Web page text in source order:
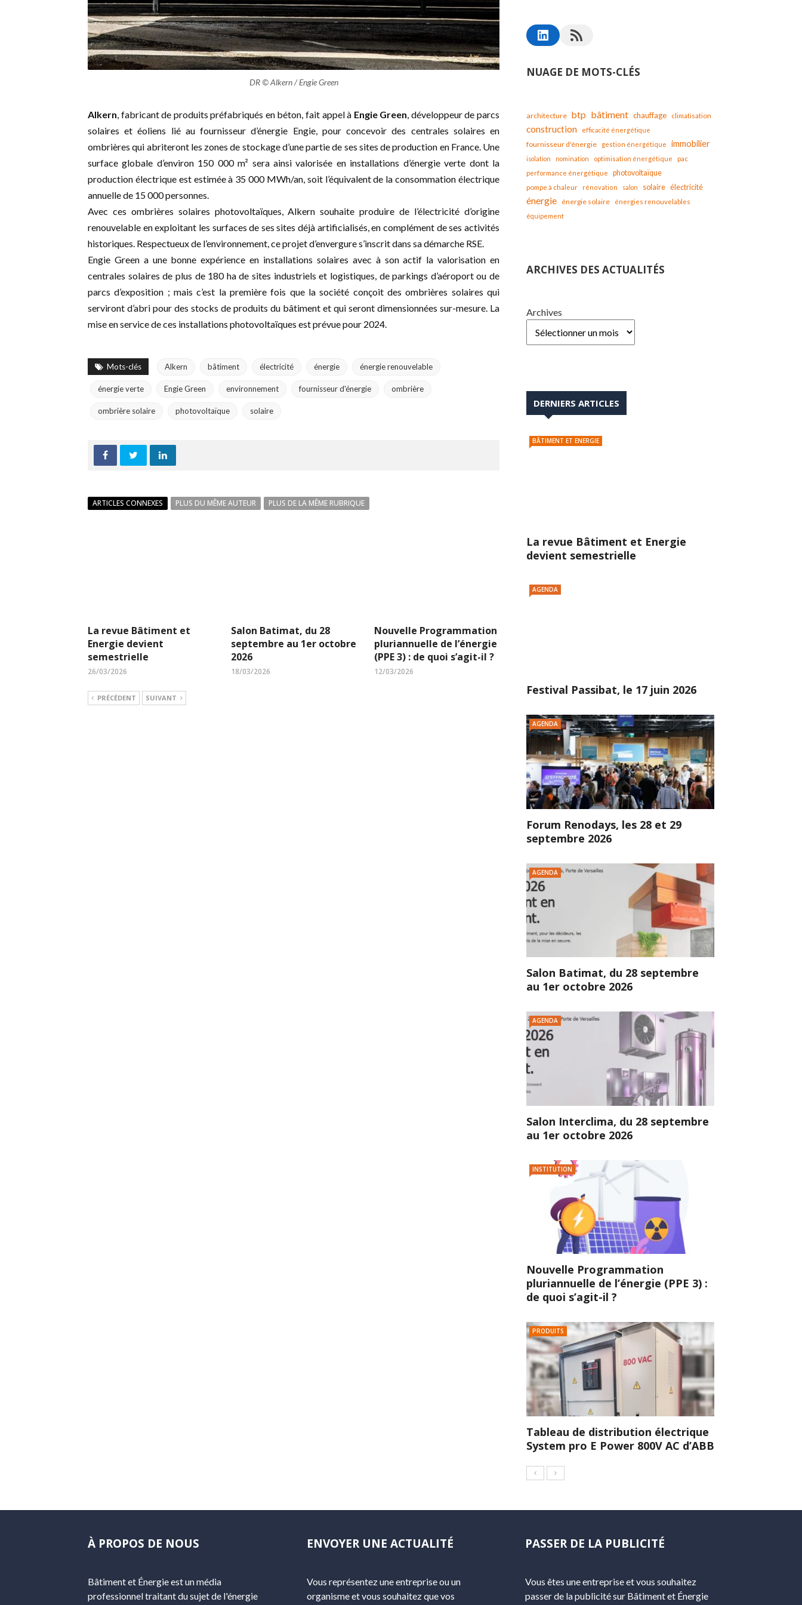
DR © Alkern / Engie Green
Alkern, fabricant de produits préfabriqués en béton, fait appel à Engie Green, développeur de parcs
solaires et éoliens lié au fournisseur d’énergie Engie, pour concevoir des centrales solaires en
ombrières qui abriteront les zones de stockage d’une partie de ses sites de production en France. Une
surface globale d’environ 150 000 m² sera ainsi valorisée en installations d’énergie verte dont la
production électrique est estimée à 35 000 MWh/an, soit l’équivalent de la consommation électrique
annuelle de 15 000 personnes.
Avec ces ombrières solaires photovoltaïques, Alkern souhaite produire de l’électricité d’origine
renouvelable en exploitant les surfaces de ses sites déjà artificialisés, en complément de ses activités
historiques. Respectueux de l’environnement, ce projet d’envergure s’inscrit dans sa démarche RSE.
Engie Green a une bonne expérience en installations solaires avec à son actif la valorisation en
centrales solaires de plus de 180 ha de sites industriels et logistiques, de parkings d’aéroport ou de
parcs d’exposition ; mais c’est la première fois que la société conçoit des ombrières solaires qui
serviront d’abri pour des stocks de produits du bâtiment et qui seront dimensionnées sur-mesure. La
mise en service de ces installations photovoltaïques est prévue pour 2024.
Mots-clés Alkern bâtiment électricité énergie énergie renouvelable
énergie verte Engie Green environnement fournisseur d'énergie ombrière
ombrière solaire photovoltaïque solaire
ARTICLES CONNEXES PLUS DU MÊME AUTEUR PLUS DE LA MÊME RUBRIQUE
La revue Bâtiment et
Energie devient
semestrielle
26/03/2026
Salon Batimat, du 28
septembre au 1er octobre
2026
18/03/2026
Nouvelle Programmation
pluriannuelle de l’énergie
(PPE 3) : de quoi s’agit-il ?
12/03/2026
PRÉCÉDENT SUIVANT
NUAGE DE MOTS-CLÉS
architecture btp bâtiment chauffage climatisation
construction efficacité énergétique
fournisseur d'énergie gestion énergétique immobilier
isolation nomination optimisation énergétique
pac
performance énergétique
photovoltaïque
pompe à chaleur rénovation salon solaire électricité
énergie énergie solaire
énergies renouvelables
équipement
ARCHIVES DES ACTUALITÉS
Archives
DERNIERS ARTICLES
BÂTIMENT ET ENERGIE
La revue Bâtiment et Energie
devient semestrielle
AGENDA
Festival Passibat, le 17 juin 2026
AGENDA
Forum Renodays, les 28 et 29
septembre 2026
AGENDA
Salon Batimat, du 28 septembre
au 1er octobre 2026
AGENDA
Salon Interclima, du 28 septembre
au 1er octobre 2026
INSTITUTION
Nouvelle Programmation
pluriannuelle de l’énergie (PPE 3) :
de quoi s’agit-il ?
PRODUITS
Tableau de distribution électrique
System pro E Power 800V AC d’ABB
À PROPOS DE NOUS
Bâtiment et Énergie est un média
professionnel traitant du sujet de l'énergie
ENVOYER UNE ACTUALITÉ
Vous représentez une entreprise ou un
organisme et vous souhaitez que vos
PASSER DE LA PUBLICITÉ
Vous êtes une entreprise et vous souhaitez
passer de la publicité sur Bâtiment et Énergie